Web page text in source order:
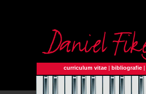
curriculum vitae | bibliografie |